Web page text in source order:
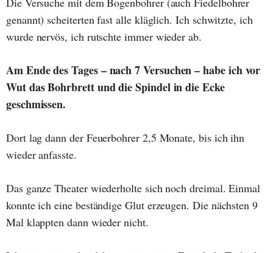
genannt) scheiterten fast alle kläglich. Ich schwitzte, ich
wurde nervös, ich rutschte immer wieder ab.
Am Ende des Tages – nach 7 Versuchen – habe ich vor
Wut das Bohrbrett und die Spindel in die Ecke
geschmissen.
Dort lag dann der Feuerbohrer 2,5 Monate, bis ich ihn
wieder anfasste.
Das ganze Theater wiederholte sich noch dreimal. Einmal
konnte ich eine beständige Glut erzeugen. Die nächsten 9
Mal klappten dann wieder nicht.